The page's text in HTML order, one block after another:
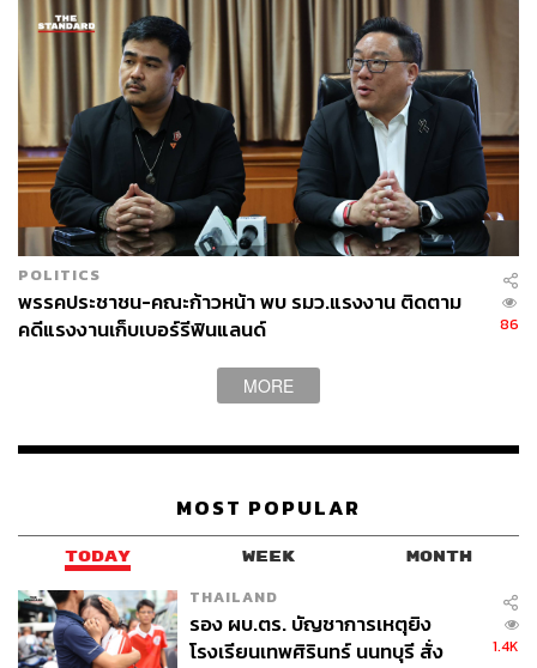
POLITICS
พรรคประชาชน-คณะก้าวหน้า พบ รมว.แรงงาน ติดตาม
คดีแรงงานเก็บเบอร์รีฟินแลนด์
86
MORE
MOST POPULAR
TODAY WEEK MONTH
THAILAND
รอง ผบ.ตร. บัญชาการเหตุยิง
โรงเรียนเทพศิรินทร์ นนทบุรี สั่ง
1.4K